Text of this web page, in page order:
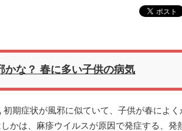
かな？ 春に多い子供の病気
期症状が風邪に似ていて、子供が春によ
かは、麻疹ウイルスが原因で発症する、発